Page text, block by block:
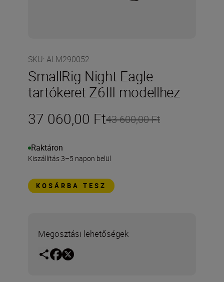
SKU: ALM290052
SmallRig Night Eagle
tartókeret Z6III modellhez
37 060,00 Ft43 600,00 Ft
Raktáron
Kiszállítás 3–5 napon belül
KOSÁRBA TESZ
Megosztási lehetőségek